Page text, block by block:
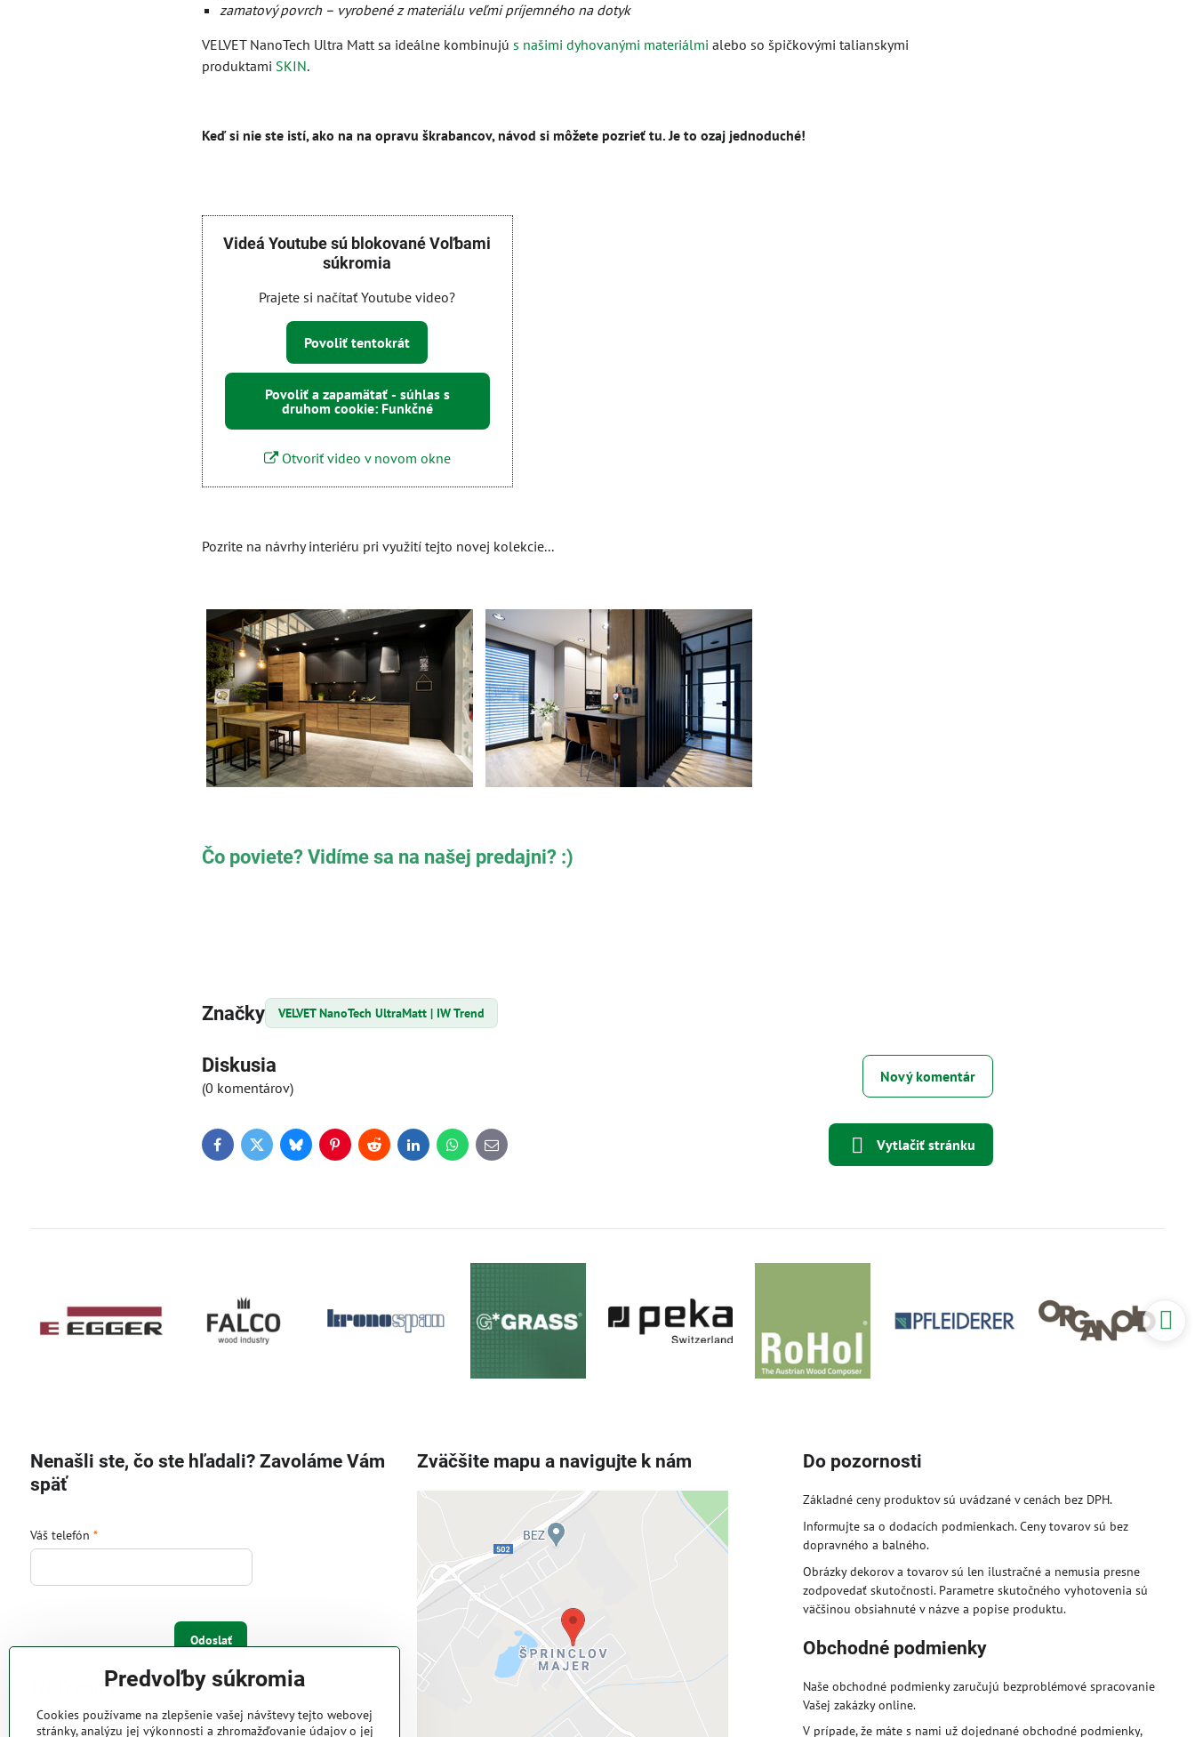
zamatový povrch – vyrobené z materiálu veľmi príjemného na dotyk
VELVET NanoTech Ultra Matt sa ideálne kombinujú s našimi dyhovanými materiálmi alebo so špičkovými talianskymi
produktami SKIN.
Keď si nie ste istí, ako na na opravu škrabancov, návod si môžete pozrieť tu. Je to ozaj jednoduché!
Videá Youtube sú blokované Voľbami
súkromia
Prajete si načítať Youtube video?
Povoliť tentokrát
Povoliť a zapamätať - súhlas s
druhom cookie: Funkčné
Otvoriť video v novom okne
Pozrite na návrhy interiéru pri využití tejto novej kolekcie...
Čo poviete? Vidíme sa na našej predajni? :)
Značky VELVET NanoTech UltraMatt | IW Trend
Diskusia
(0 komentárov)
Nový komentár
FacebookTwitterBlueskyPinterestRedditLinkedInWhatsApp
E-
mail
Vytlačiť stránku
Nenašli ste, čo ste hľadali? Zavoláme Vám
späť
Váš telefón *
Odoslať
IW Trend s.r.o.
Pri Majeri 6
Zväčšite mapu a navigujte k nám
Externý obsah je blokovaný
Prajete si načítať externý obsah?
Povoliť tentokrát
Povoliť a zapamätať - súhlas s druhom
cookie: Funkčné
Do pozornosti
Základné ceny produktov sú uvádzané v cenách bez DPH.
Informujte sa o dodacích podmienkach. Ceny tovarov sú bez
dopravného a balného.
Obrázky dekorov a tovarov sú len ilustračné a nemusia presne
zodpovedať skutočnosti. Parametre skutočného vyhotovenia sú
väčšinou obsiahnuté v názve a popise produktu.
Obchodné podmienky
Naše obchodné podmienky zaručujú bezproblémové spracovanie
Vašej zakázky online.
V prípade, že máte s nami už dojednané obchodné podmienky,
Predvoľby súkromia
Cookies používame na zlepšenie vašej návštevy tejto webovej
stránky, analýzu jej výkonnosti a zhromažďovanie údajov o jej